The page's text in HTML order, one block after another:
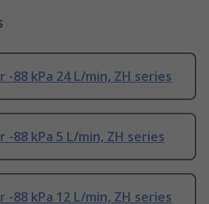
-88 kPa 24 L/min, ZH series
-88 kPa 5 L/min, ZH series
-88 kPa 12 L/min, ZH series